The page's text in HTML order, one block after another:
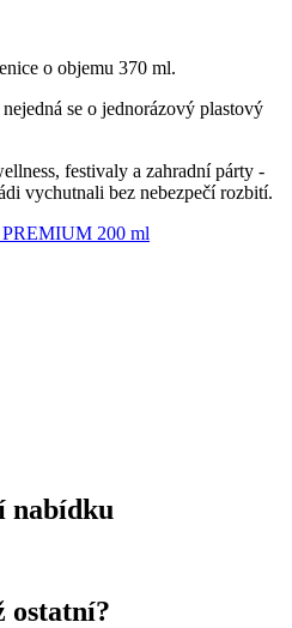
o objemu 370 ml.
ejedná se o jednorázový plastový
festivaly a zahradní párty -
vychutnali bez nebezpečí rozbití.
nabídku
ostatní?